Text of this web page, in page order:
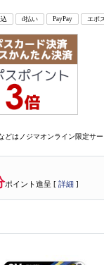
d払い PayPay エポ
はノジマオンライン限定サー
ポイント進呈 [ 詳細 ]